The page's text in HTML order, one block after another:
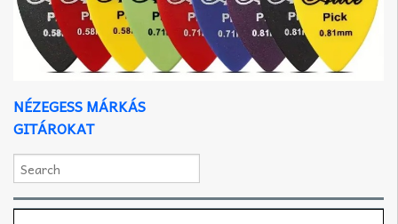
NÉZEGESS MÁRKÁS
GITÁROKAT